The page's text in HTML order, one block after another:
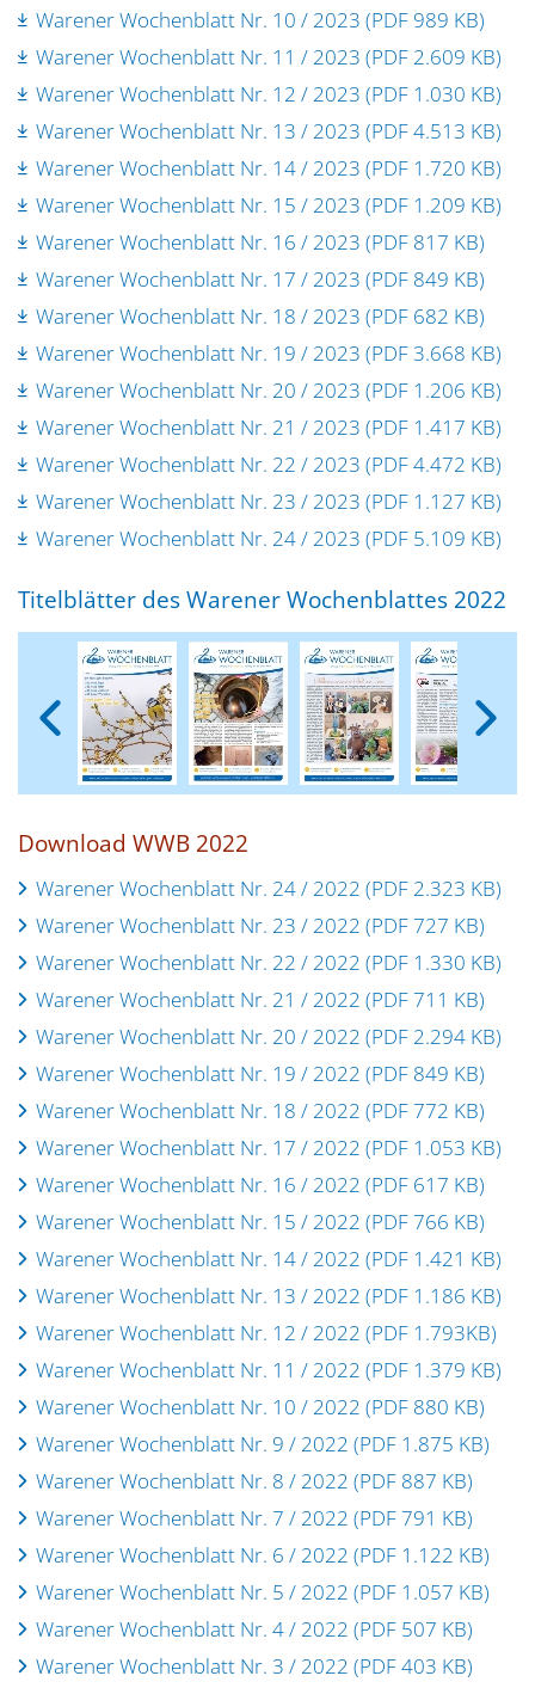
Warener Wochenblatt Nr. 10 / 2023 (PDF 989 KB)
Warener Wochenblatt Nr. 11 / 2023 (PDF 2.609 KB)
Warener Wochenblatt Nr. 12 / 2023 (PDF 1.030 KB)
Warener Wochenblatt Nr. 13 / 2023 (PDF 4.513 KB)
Warener Wochenblatt Nr. 14 / 2023 (PDF 1.720 KB)
Warener Wochenblatt Nr. 15 / 2023 (PDF 1.209 KB)
Warener Wochenblatt Nr. 16 / 2023 (PDF 817 KB)
Warener Wochenblatt Nr. 17 / 2023 (PDF 849 KB)
Warener Wochenblatt Nr. 18 / 2023 (PDF 682 KB)
Warener Wochenblatt Nr. 19 / 2023 (PDF 3.668 KB)
Warener Wochenblatt Nr. 20 / 2023 (PDF 1.206 KB)
Warener Wochenblatt Nr. 21 / 2023 (PDF 1.417 KB)
Warener Wochenblatt Nr. 22 / 2023 (PDF 4.472 KB)
Warener Wochenblatt Nr. 23 / 2023 (PDF 1.127 KB)
Warener Wochenblatt Nr. 24 / 2023 (PDF 5.109 KB)
Titelblätter des Warener Wochenblattes 2022
Download WWB 2022
Warener Wochenblatt Nr. 24 / 2022 (PDF 2.323 KB)
Warener Wochenblatt Nr. 23 / 2022 (PDF 727 KB)
Warener Wochenblatt Nr. 22 / 2022 (PDF 1.330 KB)
Warener Wochenblatt Nr. 21 / 2022 (PDF 711 KB)
Warener Wochenblatt Nr. 20 / 2022 (PDF 2.294 KB)
Warener Wochenblatt Nr. 19 / 2022 (PDF 849 KB)
Warener Wochenblatt Nr. 18 / 2022 (PDF 772 KB)
Warener Wochenblatt Nr. 17 / 2022 (PDF 1.053 KB)
Warener Wochenblatt Nr. 16 / 2022 (PDF 617 KB)
Warener Wochenblatt Nr. 15 / 2022 (PDF 766 KB)
Warener Wochenblatt Nr. 14 / 2022 (PDF 1.421 KB)
Warener Wochenblatt Nr. 13 / 2022 (PDF 1.186 KB)
Warener Wochenblatt Nr. 12 / 2022 (PDF 1.793KB)
Warener Wochenblatt Nr. 11 / 2022 (PDF 1.379 KB)
Warener Wochenblatt Nr. 10 / 2022 (PDF 880 KB)
Warener Wochenblatt Nr. 9 / 2022 (PDF 1.875 KB)
Warener Wochenblatt Nr. 8 / 2022 (PDF 887 KB)
Warener Wochenblatt Nr. 7 / 2022 (PDF 791 KB)
Warener Wochenblatt Nr. 6 / 2022 (PDF 1.122 KB)
Warener Wochenblatt Nr. 5 / 2022 (PDF 1.057 KB)
Warener Wochenblatt Nr. 4 / 2022 (PDF 507 KB)
Warener Wochenblatt Nr. 3 / 2022 (PDF 403 KB)